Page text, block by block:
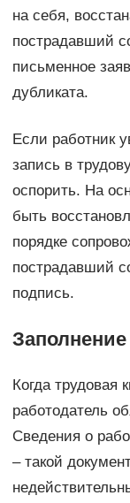
на себя,
пострадавший
письменное
дубликата.
Если работник
запись в
оспорить. На
быть
порядке
пострадавший
подпись.
Когда трудовая
работодатель
Сведения о
– такой